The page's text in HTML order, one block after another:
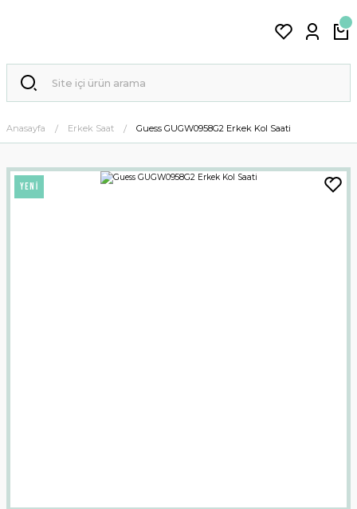
Anasayfa Erkek Saat Guess GUGW0958G2 Erkek Kol Saati
YENİ